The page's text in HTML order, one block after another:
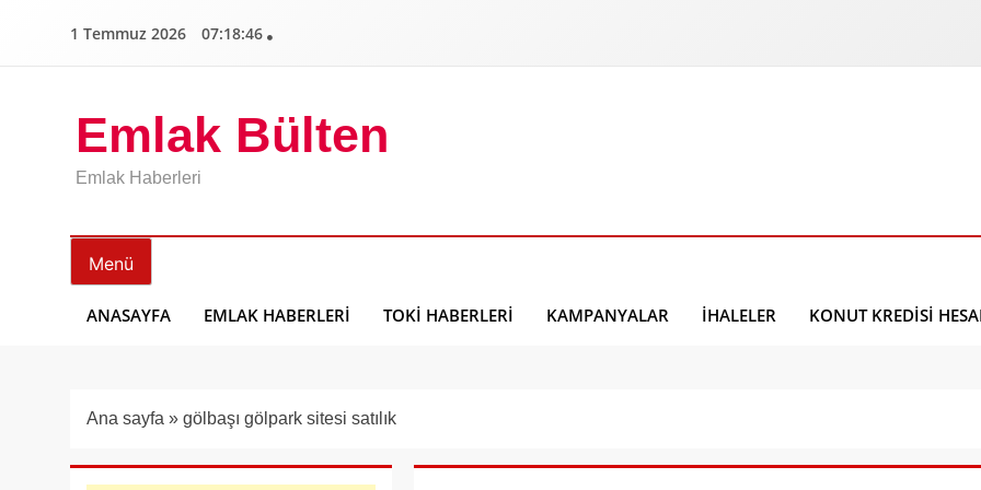
1 Temmuz 2026 07:18:47
Emlak Bülten
Emlak Haberleri
Menü
ANASAYFA EMLAK HABERLERI TOKI HABERLERI KAMPANYALAR İHALELER KONUT KREDISI
Ana sayfa » gölbaşı gölpark sitesi satılık